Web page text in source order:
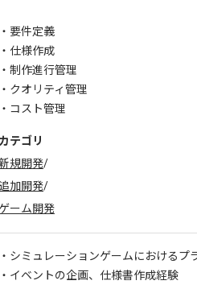
・要件定義
・仕様作成
・制作進行管理
・クオリティ管理
・コスト管理
カテゴリ
規開発/
追加開発/
ゲーム開発
・シミュレーションゲームにおけるプ
・イベントの企画、仕様書作成経験